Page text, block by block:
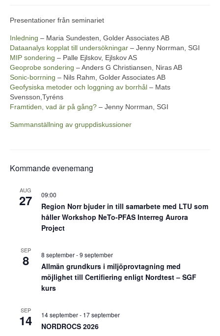
Presentationer från seminariet
Inledning – Maria Sundesten, Golder Associates AB
Dataanalys kopplat till undersökningar – Jenny Norrman, SGI
MIP sondering – Palle Ejlskov, Ejlskov AS
Geoprobe sondering – Anders G Christiansen, Niras AB
Sonic-borrning – Nils Rahm, Golder Associates AB
Geofysiska metoder och loggning av borrhål – Mats
Svensson,Tyréns
Framtiden, vad är på gång? – Jenny Norrman, SGI
Sammanställning av gruppdiskussioner
Kommande evenemang
AUG
27 09:00
Region Norr bjuder in till samarbete med LTU som
håller Workshop NeTo-PFAS Interreg Aurora
Project
SEP
8 8 september-9 september
Allmän grundkurs i miljöprovtagning med
möjlighet till Certifiering enligt Nordtest – SGF
kurs
SEP
14 14 september- 17 september
NORDROCS 2026